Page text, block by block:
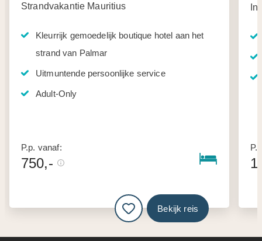
Strandvakantie Mauritius
Kleurrijk gemoedelijk boutique hotel aan het
strand van Palmar
Uitmuntende persoonlijke service
Adult-Only
P.p. vanaf:
750,-
Bekijk reis